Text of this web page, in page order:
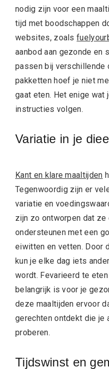
nodig zijn voor een
tijd met boodschappen
websites, zoals
aanbod aan gezonde en
passen bij verschillende
pakketten hoef je niet
gaat eten. Het enige
instructies volgen.
Variatie in je
Kant en klare maaltijden
Tegenwoordig zijn er
variatie en
zijn zo ontworpen dat
ondersteunen met een
eiwitten en vetten. Door
kun je elke dag iets
wordt. Fevarieerd te
belangrijk is voor je
deze maaltijden ervoor
gerechten ontdekt die je
proberen.
Tijdswinst en